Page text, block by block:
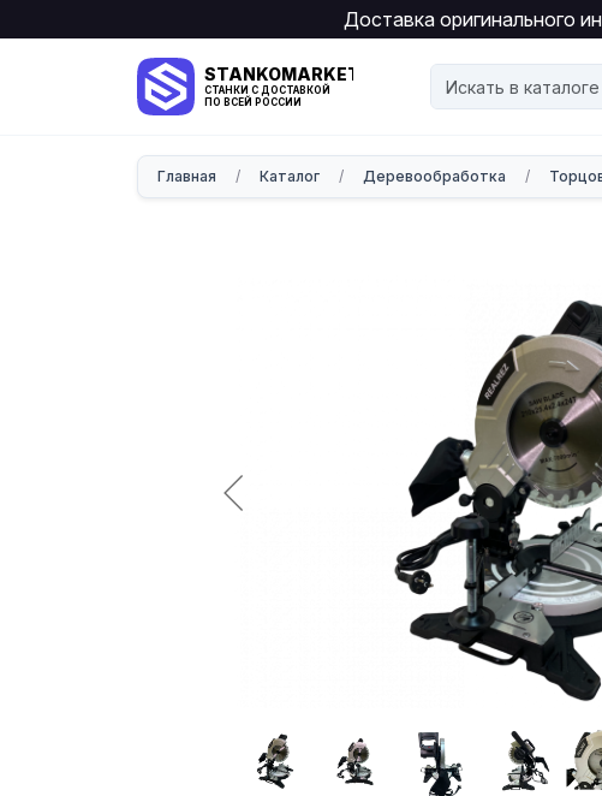
Доставка оригинального
STANKOMARKET
СТАНКИ С ДОСТАВКОЙ
ПО ВСЕЙ РОССИИ
Главная / Каталог / Деревообработка /